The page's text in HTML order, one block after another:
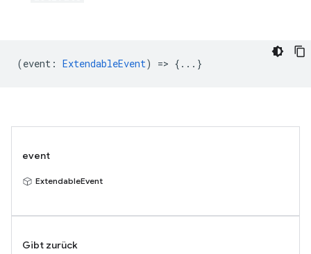
(event : ExtendableEvent) => {...}
event
ExtendableEvent
Gibt zurück